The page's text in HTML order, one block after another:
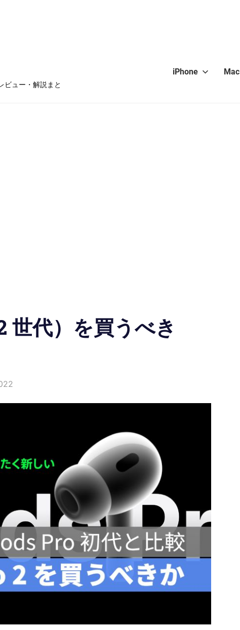
ビュー・解説まと
iPhone Mac
代）を買うべき